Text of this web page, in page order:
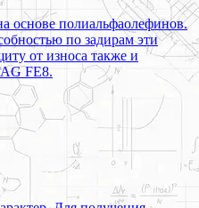
основе полиальфаолефинов.
по задирам эти
от износа также и
FE8.